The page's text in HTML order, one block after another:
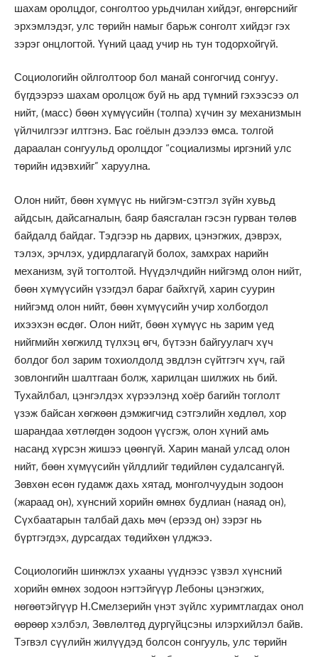
шахам оролцдог, сонголтоо урьдчилан хийдэг, өнгөрснийг
эрхэмлэдэг, улс төрийн намыг барьж сонголт хийдэг гэх
зэрэг онцлогтой. Үүний цаад учир нь тун тодорхойгүй.
Социологийн ойлголтоор бол манай сонгогчид сонгуу.
бүгдээрээ шахам оролцож буй нь ард түмний гэхээсээ ол
нийт, (масс) бөөн хүмүүсийн (толпа) хүчин зу механизмын
үйлчилгээг илтгэнэ. Бас гоёлын дээлээ өмса. толгой
дараалан сонгуульд оролцдог “социализмы иргэний улс
төрийн идэвхийг” харуулна.
Олон нийт, бөөн хүмүүс нь нийгэм-сэтгэл зүйн хувьд
айдсын, дайсагналын, баяр баясгалан гэсэн гурван төлөв
байдалд байдаг. Тэдгээр нь дарвих, цэнэгжих, дэврэх,
тэлэх, эрчлэх, удирдлагагүй болох, замхрах нарийн
механизм, зүй тогтолтой. Нүүдэлчдийн нийгэмд олон нийт,
бөөн хүмүүсийн үзэгдэл бараг байхгүй, харин суурин
нийгэмд олон нийт, бөөн хүмүүсийн учир холбогдол
ихээхэн өсдөг. Олон нийт, бөөн хүмүүс нь зарим үед
нийгмийн хөгжилд түлхэц өгч, бүтээн байгуулагч хүч
болдог бол зарим тохиолдолд эвдлэн сүйтгэгч хүч, гай
зовлонгийн шалтгаан болж, харилцан шилжих нь бий.
Тухайлбал, цэнгэлдэх хүрээлэнд хоёр багийн тоглолт
үзэж байсан хөгжөөн дэмжигчид сэтгэлийн хөдлөл, хор
шарандаа хөтлөгдөн зодоон үүсгэж, олон хүний амь
насанд хүрсэн жишээ цөөнгүй. Харин манай улсад олон
нийт, бөөн хүмүүсийн үйлдлийг төдийлөн судалсангүй.
Зөвхөн есөн гудамж дахь хятад, монголчуудын зодоон
(жараад он), хүнсний хорийн өмнөх будлиан (наяад он),
Сүхбаатарын талбай дахь мөч (ерээд он) зэрэг нь
бүртгэгдэх, дурсагдах төдийхөн үлджээ.
Социологийн шинжлэх ухааны үүднээс үзвэл хүнсний
хорийн өмнөх зодоон нэгтэйгүүр Лебоны цэнэгжих,
нөгөөтэйгүүр Н.Смелзерийн үнэт зүйлс хуримтлагдах онол
өөрөөр хэлбэл, Зөвлөлтөд дургүйцсэны илэрхийлэл байв.
Тэгвэл сүүлийн жилүүдэд болсон сонгууль, улс төрийн